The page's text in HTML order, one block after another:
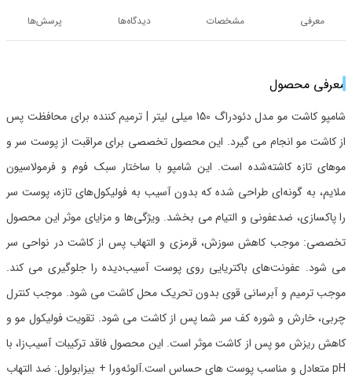
معرفی مشخصات دیدگاه‌ها پرسش‌ها
معرفی محصول
شامپو کاشت مو مدل دئودراگ 150 میلی لیتر | ترمیم کننده برای محافظت پس
از کاشت مو انجام می گیرد. این محصول تخصصی برای مراقبت از پوست سر و
موهای تازه کاشته‌شده است. این شامپو با ساختار سبک فوم و فرمولاسیون
ملایم، به گونه‌ای طراحی شده که بدون آسیب به فولیکول‌های تازه، پوست سر
را پاکسازی، ضدعفونی و التیام می بخشد. ویژگی‌ها و مزایای موثر این محصول
تخصصی: موجب کاهش سوزش، قرمزی و التهاب پس از کاشت در نواحی سر
می شود. عفونت‌های باکتریایی روی پوست آسیب‌دیده را جلوگیری می کند.
موجب ترمیم و آبرسانی قوی بدون تحریک محل کاشت می شود. موجب کنترل
چربی، خارش و شوره کف سر شما پس از کاشت می شود. تقویت فولیکول مو و
کاهش ریزش مو پس از کاشت موثر است. این محصول فاقد ترکیبات آسیب‌زا، با
pH متعادل و مناسب پوست های حساس است.آلوئه‌ورا + بیزابولول: ضد التهاب